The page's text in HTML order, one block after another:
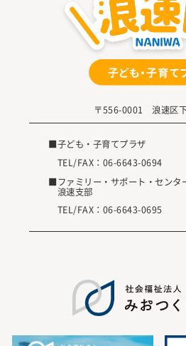
〒556-0001 浪速区
■子ども・子育てプラザ
TEL/FAX： 06-6643-0694
■ファミリー・サポート・センタ
浪速支部
TEL/FAX： 06-6643-0695